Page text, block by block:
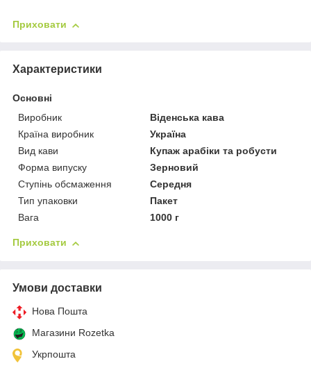
Приховати
Характеристики
Основні
Виробник
Віденська кава
Країна виробник
Україна
Вид кави
Купаж арабіки та робусти
Форма випуску
Зерновий
Ступінь обсмаження
Середня
Тип упаковки
Пакет
Вага
1000 г
Приховати
Умови доставки
Нова Пошта
Магазини Rozetka
Укрпошта